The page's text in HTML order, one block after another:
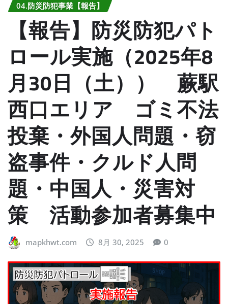
04.防災防犯事業【報告】
【報告】防災防犯パト
ロール実施（2025年8
月30日（土）） 蕨駅
西口エリア ゴミ不法
投棄・外国人問題・窃
盗事件・クルド人問
題・中国人・災害対
策 活動参加者募集中
mapkhwt.com 8月 30, 2025 0